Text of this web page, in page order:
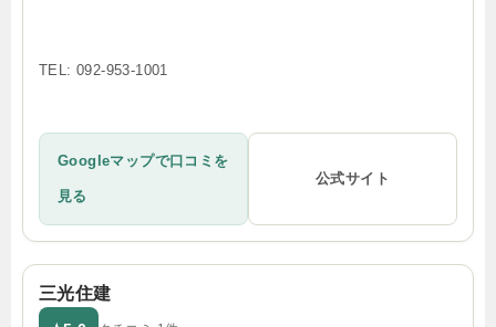
TEL: 092-953-1001
Googleマップで口コミを
見る
公式サイト
三光住建